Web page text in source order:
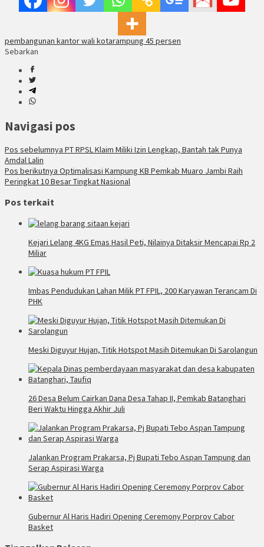
pembangunan kantor wali kotarampung 45 persen
Sebarkan
Navigasi pos
Pos sebelumnya PT RPSL Klaim Miliki Izin Lengkap, Bantah tak Punya
Amdal Lalin
Pos berikutnya Optimalisasi Kampung KB Pemkab Muaro Jambi Raih
Peringkat 10 Besar Tingkat Nasional
Pos terkait
Kejari Lelang 4KG Emas Hasil Peti, Nilainya Ditaksir Mencapai Rp 2
Miliar
Imbas Pendudukan Lahan Milik PT FPIL, 200 Karyawan Terancam Di
PHK
Meski Diguyur Hujan, Titik Hotspot Masih Ditemukan Di Sarolangun
26 Desa Belum Cairkan Dana Desa Tahap II, Pemkab Batanghari
Beri Waktu Hingga Akhir Juli
Jalankan Program Prakarsa, Pj Bupati Tebo Aspan Tampung dan
Serap Aspirasi Warga
Gubernur Al Haris Hadiri Opening Ceremony Porprov Cabor
Basket